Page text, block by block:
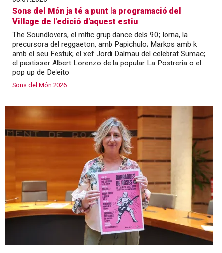
Sons del Món ja té a punt la programació del
Village de l'edició d'aquest estiu
The Soundlovers, el mític grup dance dels 90; Iorna, la
precursora del reggaeton, amb Papichulo; Markos amb k
amb el seu Festuk; el xef Jordi Dalmau del celebrat Sumac;
el pastisser Albert Lorenzo de la popular La Postreria o el
pop up de Deleito
Sons del Món 2026